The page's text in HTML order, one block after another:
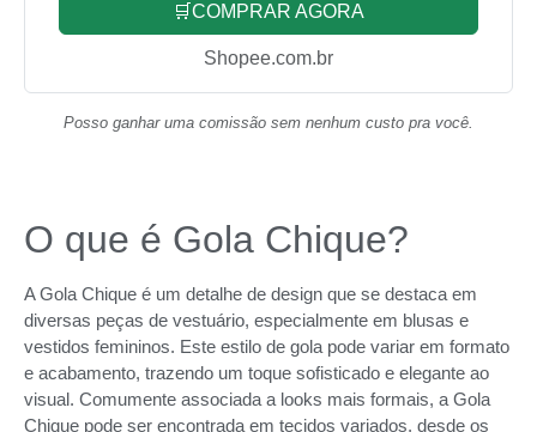
🛒COMPRAR AGORA
Shopee.com.br
Posso ganhar uma comissão sem nenhum custo pra você.
O que é Gola Chique?
A Gola Chique é um detalhe de design que se destaca em
diversas peças de vestuário, especialmente em blusas e
vestidos femininos. Este estilo de gola pode variar em formato
e acabamento, trazendo um toque sofisticado e elegante ao
visual. Comumente associada a looks mais formais, a Gola
Chique pode ser encontrada em tecidos variados, desde os